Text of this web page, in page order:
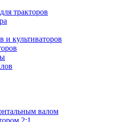
тракторов
и культиваторов
валом
2:1